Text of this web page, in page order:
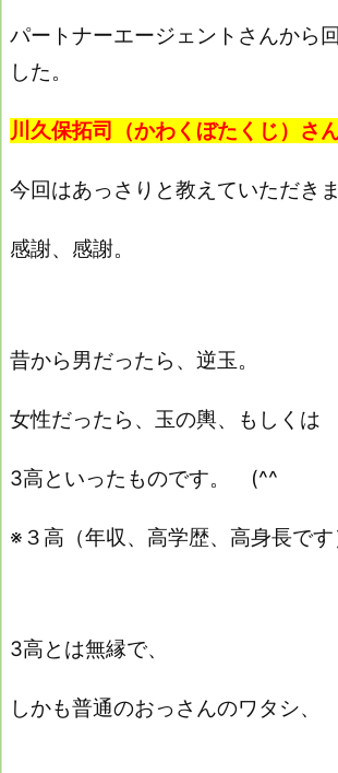
パートナーエージェントさんから
した。
川久保拓司（かわくぼたくじ）さ
今回はあっさりと教えていただきま
感謝、感謝。
昔から男だったら、逆玉。
女性だったら、玉の輿、もしくは
3高といったものです。 (^^ゞ
※３高（年収、高学歴、高身長です
3高とは無縁で、
しかも普通のおっさんのワタシ、